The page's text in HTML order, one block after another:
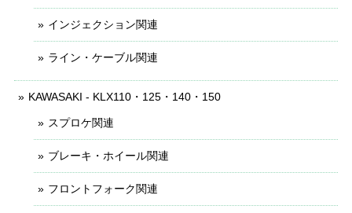
インジェクション関連
ライン・ケーブル関連
KAWASAKI - KLX110・125・140・150
スプロケ関連
ブレーキ・ホイール関連
フロントフォーク関連